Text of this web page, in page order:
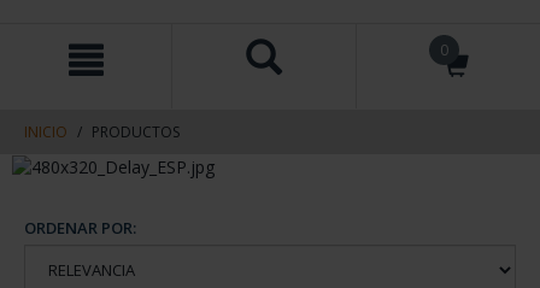
contenido
navegacin
0
INICIO PRODUCTOS
ORDENAR POR: